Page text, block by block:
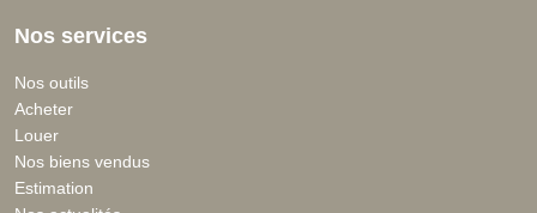
Nos services
Nos outils
Acheter
Louer
Nos biens vendus
Estimation